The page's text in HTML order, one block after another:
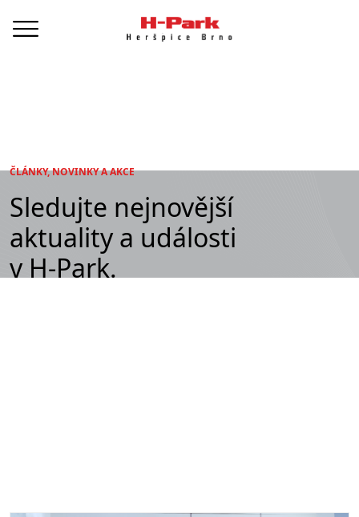
ČLÁNKY, NOVINKY A AKCE
Sledujte nejnovější
aktuality a události
v H-Park.